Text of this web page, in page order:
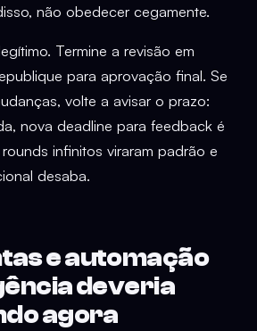
não obedecer cegamente.
Termine a revisão em
para aprovação final. Se
volte a avisar o prazo:
nova deadline para feedback é
rounds infinitos viraram padrão e
desaba.
e automação
deveria
agora